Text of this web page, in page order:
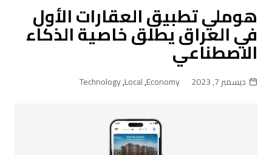
هوملي تطبيق العقارات الأول
في العراق يطلق خاصية الذكاء
الاصطناعي
ديسمبر 7, 2023 Economy
,
Local
,
Technology